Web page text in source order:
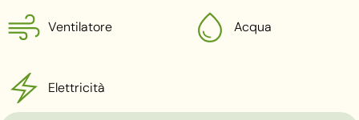
Ventilatore Acqua
Elettricità